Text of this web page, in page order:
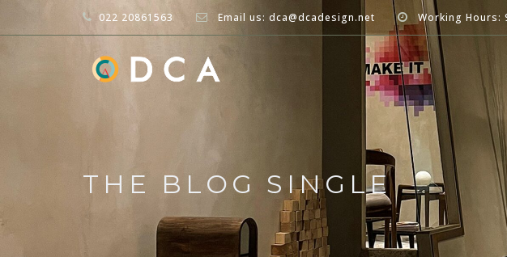
022 20861563 Email us: dca@dcadesign.net Working Hours:
THE BLOG SINGLE